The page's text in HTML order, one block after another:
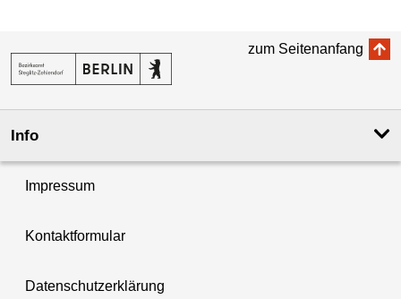
zum Seitenanfang
Info
Impressum
Kontaktformular
Datenschutzerklärung